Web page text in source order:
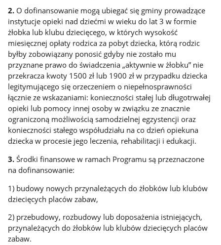
2. O dofinansowanie mogą ubiegać się gminy prowadzące
instytucje opieki nad dziećmi w wieku do lat 3 w formie
żłobka lub klubu dziecięcego, w których wysokość
miesięcznej opłaty rodzica za pobyt dziecka, którą rodzic
byłby zobowiązany ponosić gdyby nie zostało mu
przyznane prawo do świadczenia „aktywnie w żłobku” nie
przekracza kwoty 1500 zł lub 1900 zł w przypadku dziecka
legitymującego się orzeczeniem o niepełnosprawności
łącznie ze wskazaniami: konieczności stałej lub długotrwałej
opieki lub pomocy innej osoby w związku ze znacznie
ograniczoną możliwością samodzielnej egzystencji oraz
konieczności stałego współudziału na co dzień opiekuna
dziecka w procesie jego leczenia, rehabilitacji i edukacji.
3. Środki finansowe w ramach Programu są przeznaczone
na dofinansowanie:
1) budowy nowych przynależących do żłobków lub klubów
dziecięcych placów zabaw,
2) przebudowy, rozbudowy lub doposażenia istniejących,
przynależących do żłobków lub klubów dziecięcych placów
zabaw.